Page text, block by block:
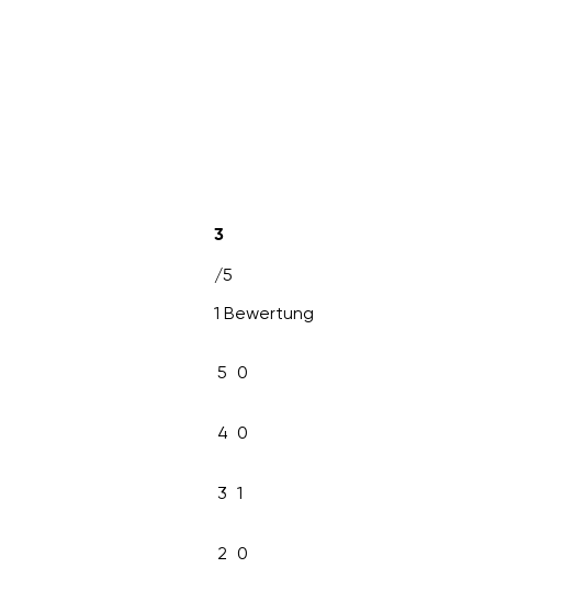
3
/5
1 Bewertung
5 0
4 0
3 1
2 0